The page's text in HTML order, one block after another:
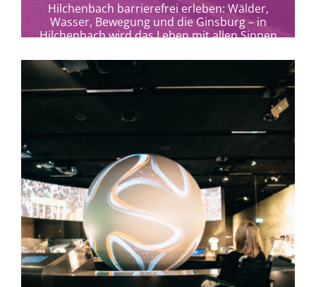
Hilchenbach barrierefrei erleben: Wälder,
Wasser, Bewegung und die Ginsburg – in
Hilchenbach wird das Leben mit allen Sinnen
mehr erfahren